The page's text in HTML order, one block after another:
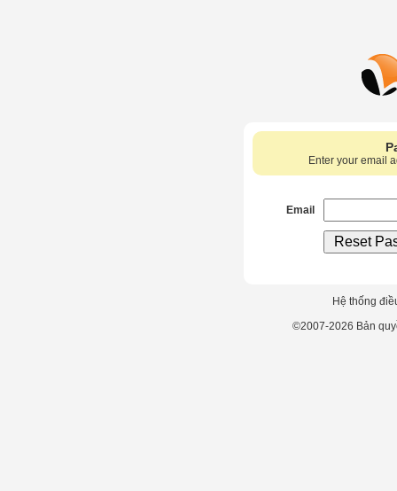
Enter your email
Email
Hệ thống
©2007-2026 Bản